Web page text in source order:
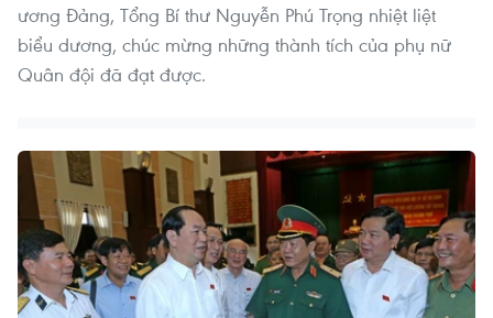
ương Đảng, Tổng Bí thư Nguyễn Phú Trọng nhiệt liệt
biểu dương, chúc mừng những thành tích của phụ nữ
Quân đội đã đạt được.